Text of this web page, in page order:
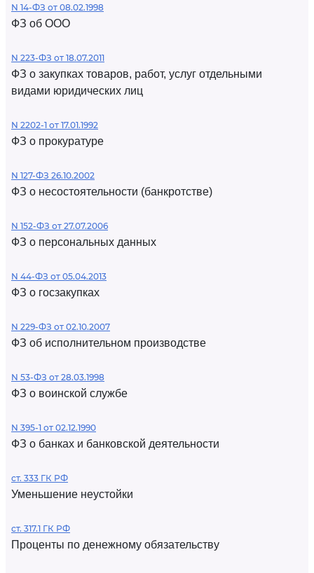
N 14-ФЗ от 08.02.1998
ФЗ об ООО
N 223-ФЗ от 18.07.2011
ФЗ о закупках товаров, работ, услуг отдельными
видами юридических лиц
N 2202-1 от 17.01.1992
ФЗ о прокуратуре
N 127-ФЗ 26.10.2002
ФЗ о несостоятельности (банкротстве)
N 152-ФЗ от 27.07.2006
ФЗ о персональных данных
N 44-ФЗ от 05.04.2013
ФЗ о госзакупках
N 229-ФЗ от 02.10.2007
ФЗ об исполнительном производстве
N 53-ФЗ от 28.03.1998
ФЗ о воинской службе
N 395-1 от 02.12.1990
ФЗ о банках и банковской деятельности
ст. 333 ГК РФ
Уменьшение неустойки
ст. 317.1 ГК РФ
Проценты по денежному обязательству